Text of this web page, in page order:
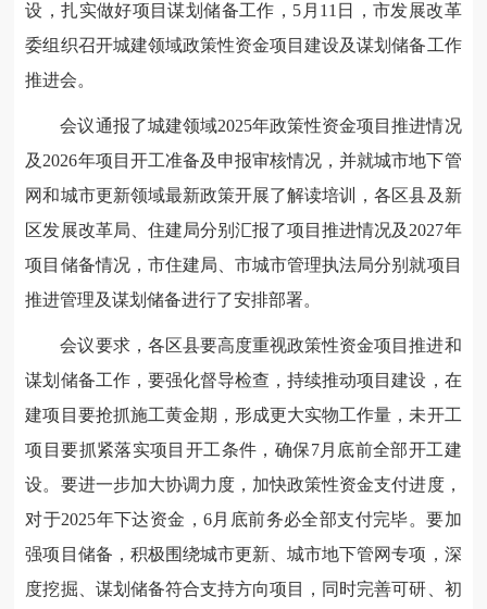
设，扎实做好项目谋划储备工作，5月11日，市发展改革
委组织召开城建领域政策性资金项目建设及谋划储备工作
推进会。
会议通报了城建领域2025年政策性资金项目推进情况
及2026年项目开工准备及申报审核情况，并就城市地下管
网和城市更新领域最新政策开展了解读培训，各区县及新
区发展改革局、住建局分别汇报了项目推进情况及2027年
项目储备情况，市住建局、市城市管理执法局分别就项目
推进管理及谋划储备进行了安排部署。
会议要求，各区县要高度重视政策性资金项目推进和
谋划储备工作，要强化督导检查，持续推动项目建设，在
建项目要抢抓施工黄金期，形成更大实物工作量，未开工
项目要抓紧落实项目开工条件，确保7月底前全部开工建
设。要进一步加大协调力度，加快政策性资金支付进度，
对于2025年下达资金，6月底前务必全部支付完毕。要加
强项目储备，积极围绕城市更新、城市地下管网专项，深
度挖掘、谋划储备符合支持方向项目，同时完善可研、初